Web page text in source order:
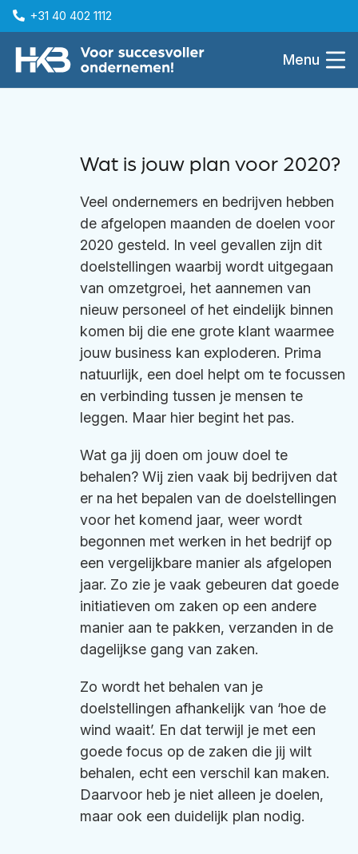
+31 40 402 1112
Menu
Wat is jouw plan voor 2020?
Veel ondernemers en bedrijven hebben
de afgelopen maanden de doelen voor
2020 gesteld. In veel gevallen zijn dit
doelstellingen waarbij wordt uitgegaan
van omzetgroei, het aannemen van
nieuw personeel of het eindelijk binnen
komen bij die ene grote klant waarmee
jouw business kan exploderen. Prima
natuurlijk, een doel helpt om te focussen
en verbinding tussen je mensen te
leggen. Maar hier begint het pas.
Wat ga jij doen om jouw doel te
behalen? Wij zien vaak bij bedrijven dat
er na het bepalen van de doelstellingen
voor het komend jaar, weer wordt
begonnen met werken in het bedrijf op
een vergelijkbare manier als afgelopen
jaar. Zo zie je vaak gebeuren dat goede
initiatieven om zaken op een andere
manier aan te pakken, verzanden in de
dagelijkse gang van zaken.
Zo wordt het behalen van je
doelstellingen afhankelijk van ‘hoe de
wind waait’. En dat terwijl je met een
goede focus op de zaken die jij wilt
behalen, echt een verschil kan maken.
Daarvoor heb je niet alleen je doelen,
maar ook een duidelijk plan nodig.